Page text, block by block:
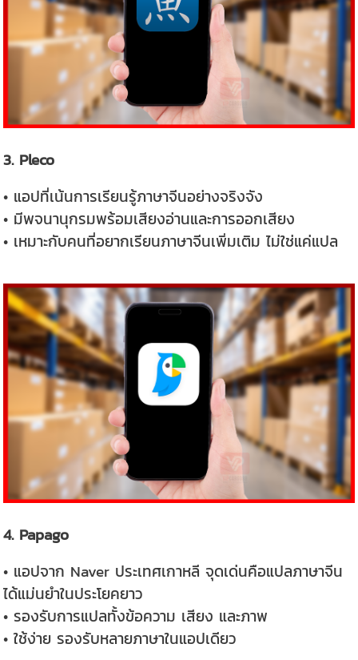
3. Pleco
• แอปที่เน้นการเรียนรู้ภาษาจีนอย่างจริงจัง
• มีพจนานุกรมพร้อมเสียงอ่านและการออกเสียง
• เหมาะกับคนที่อยากเรียนภาษาจีนเพิ่มเติม ไม่ใช่แค่แปล
4. Papago
• แอปจาก Naver ประเทศเกาหลี จุดเด่นคือแปลภาษาจีน
ได้แม่นยำในประโยคยาว
• รองรับการแปลทั้งข้อความ เสียง และภาพ
• ใช้ง่าย รองรับหลายภาษาในแอปเดียว